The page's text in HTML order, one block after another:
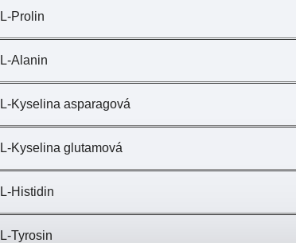
L-Prolin
L-Alanin
L-Kyselina asparagová
L-Kyselina glutamová
L-Histidin
L-Tyrosin